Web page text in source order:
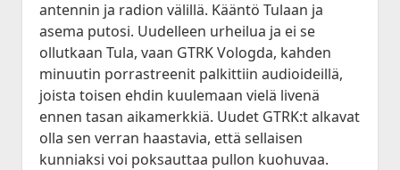
antennin ja radion välillä. Kääntö Tulaan ja
asema putosi. Uudelleen urheilua ja ei se
ollutkaan Tula, vaan GTRK Vologda, kahden
minuutin porrastreenit palkittiin audioideillä,
joista toisen ehdin kuulemaan vielä livenä
ennen tasan aikamerkkiä. Uudet GTRK:t alkavat
olla sen verran haastavia, että sellaisen
kunniaksi voi poksauttaa pullon kuohuvaa.